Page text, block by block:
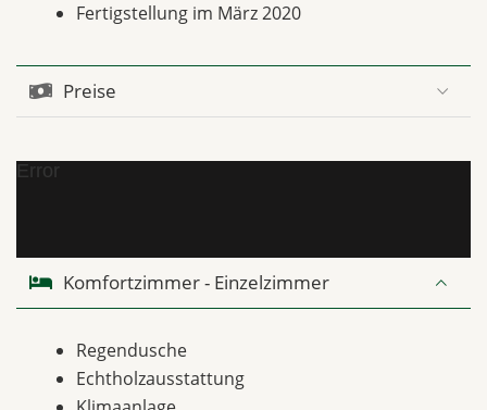
Fertigstellung im März 2020
Preise
Error
Komfortzimmer - Einzelzimmer
Regendusche
Echtholzausstattung